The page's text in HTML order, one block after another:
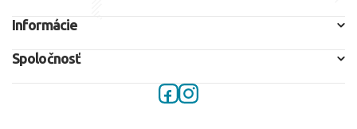
Informácie
Spoločnosť